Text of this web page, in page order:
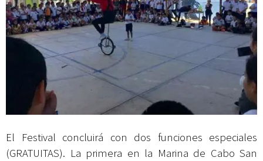
El Festival concluirá con dos funciones especiales
(GRATUITAS). La primera en la Marina de Cabo San